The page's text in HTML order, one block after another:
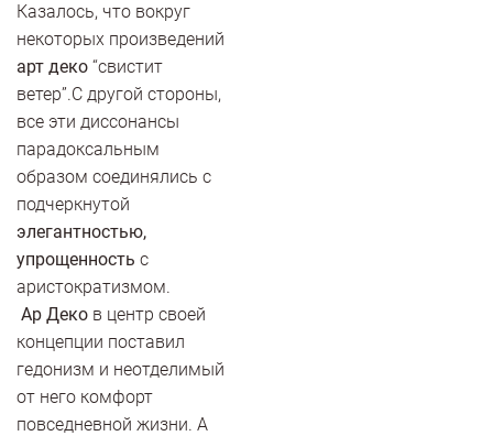
Казалось, что вокруг
некоторых произведений
арт деко “свистит
ветер”.С другой стороны,
все эти диссонансы
парадоксальным
образом соединялись с
подчеркнутой
элегантностью,
упрощенность с
аристократизмом.
Ар Деко в центр своей
концепции поставил
гедонизм и неотделимый
от него комфорт
повседневной жизни. А